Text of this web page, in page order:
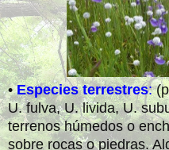
•Especies terrestres:
U. fulva, U. livida, U.
terrenos húmedos o
sobre rocas o piedras.